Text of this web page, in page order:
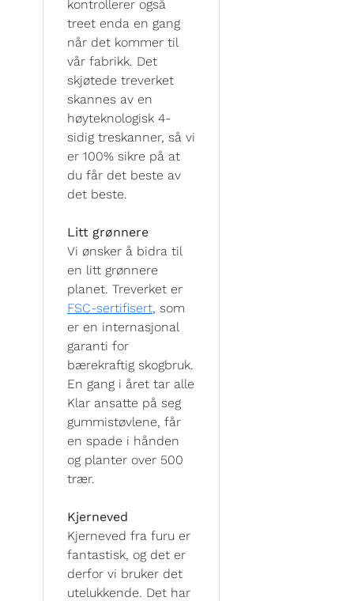
kontrollerer også
treet enda en gang
når det kommer til
vår fabrikk. Det
skjøtede treverket
skannes av en
høyteknologisk 4-
sidig treskanner, så vi
er 100% sikre på at
du får det beste av
det beste.
Litt grønnere
Vi ønsker å bidra til
en litt grønnere
planet. Treverket er
FSC-sertifisert, som
er en internasjonal
garanti for
bærekraftig skogbruk.
En gang i året tar alle
Klar ansatte på seg
gummistøvlene, får
en spade i hånden
og planter over 500
trær.
Kjerneved
Kjerneved fra furu er
fantastisk, og det er
derfor vi bruker det
utelukkende. Det har